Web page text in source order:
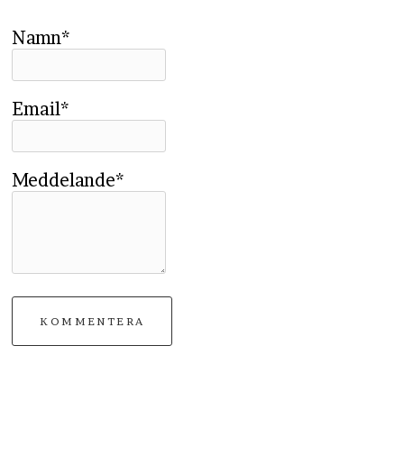
Namn*
Email*
Meddelande*
KOMMENTERA